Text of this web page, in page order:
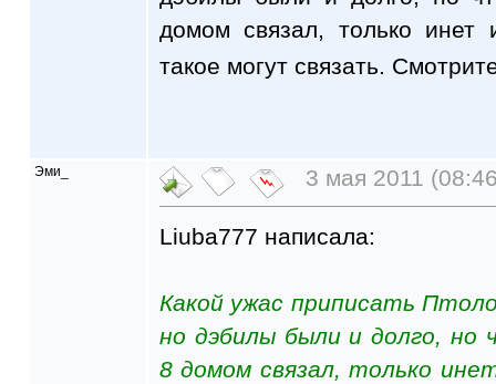
домом связал, только
такое могут связать.
Эми_ 3 мая 2011
Liuba777 написала:
Какой ужас приписать
но дэбилы были и долго,
8 домом связал, только